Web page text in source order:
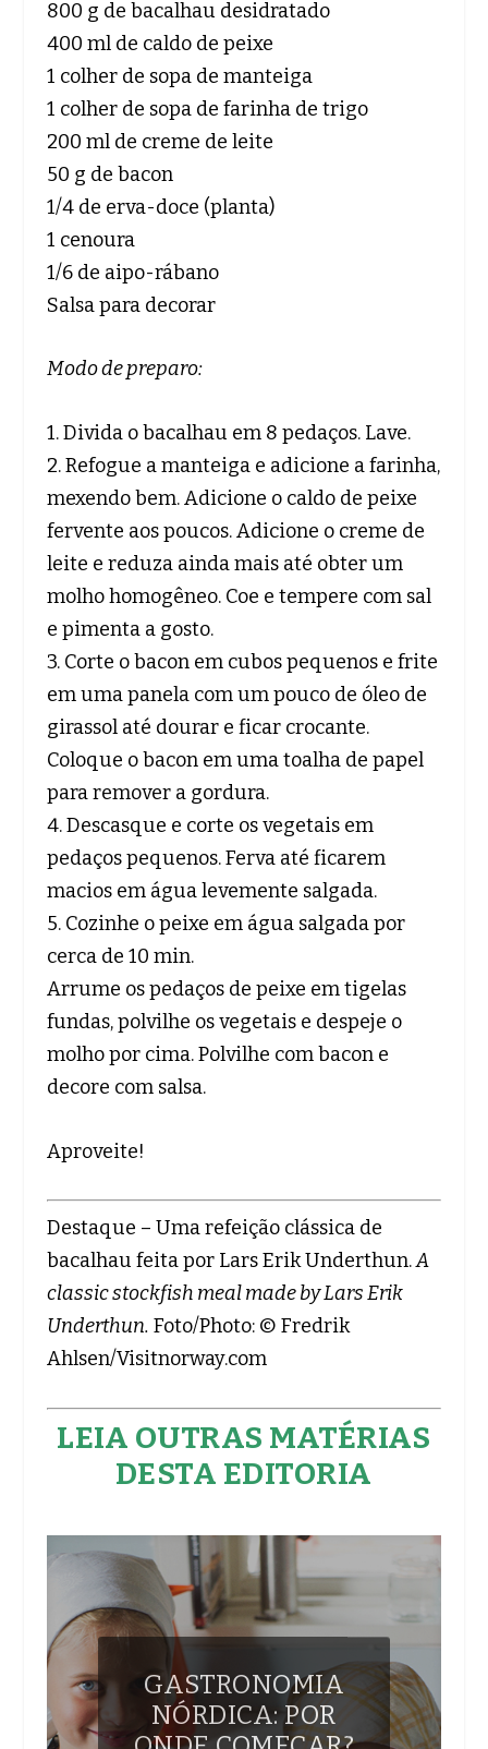
800 g de bacalhau desidratado
400 ml de caldo de peixe
1 colher de sopa de manteiga
1 colher de sopa de farinha de trigo
200 ml de creme de leite
50 g de bacon
1/4 de erva-doce (planta)
1 cenoura
1/6 de aipo-rábano
Salsa para decorar
Modo de preparo:
1. Divida o bacalhau em 8 pedaços. Lave.
2. Refogue a manteiga e adicione a farinha,
mexendo bem. Adicione o caldo de peixe
fervente aos poucos. Adicione o creme de
leite e reduza ainda mais até obter um
molho homogêneo. Coe e tempere com sal
e pimenta a gosto.
3. Corte o bacon em cubos pequenos e frite
em uma panela com um pouco de óleo de
girassol até dourar e ficar crocante.
Coloque o bacon em uma toalha de papel
para remover a gordura.
4. Descasque e corte os vegetais em
pedaços pequenos. Ferva até ficarem
macios em água levemente salgada.
5. Cozinhe o peixe em água salgada por
cerca de 10 min.
Arrume os pedaços de peixe em tigelas
fundas, polvilhe os vegetais e despeje o
molho por cima. Polvilhe com bacon e
decore com salsa.
Aproveite!
Destaque – Uma refeição clássica de
bacalhau feita por Lars Erik Underthun.A
classic stockfish meal made by Lars Erik
Underthun. Foto/Photo: © Fredrik
Ahlsen/Visitnorway.com
LEIA OUTRAS MATÉRIAS
DESTA EDITORIA
GASTRONOMIA
NÓRDICA: POR
ONDE COMEÇAR?